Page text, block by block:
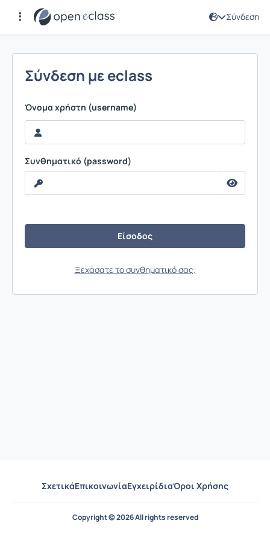
Σύνδεση
Σύνδεση
Σύνδεση με eclass
Όνομα χρήστη (username)
Συνθηματικό (password)
Ξεχάσατε το συνθηματικό σας;
ΣχετικάΕπικοινωνίαΕγχειρίδιαΌροι Χρήσης
Copyright © 2026 All rights reserved